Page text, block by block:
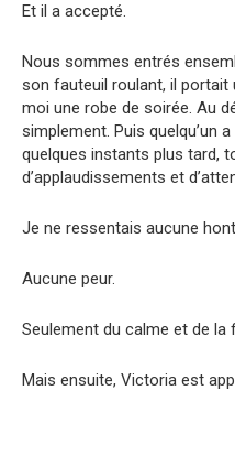
Et il a accepté.
Nous sommes entrés
son fauteuil roulant, il
moi une robe de soirée. Au
simplement. Puis quelqu’un
quelques instants plus tard,
d’applaudissements et
Je ne ressentais aucune
Aucune peur.
Seulement du calme et de la
Mais ensuite, Victoria est